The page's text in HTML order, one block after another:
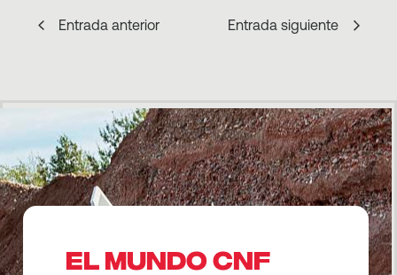
Entrada anterior Entrada siguiente
EL MUNDO CNF